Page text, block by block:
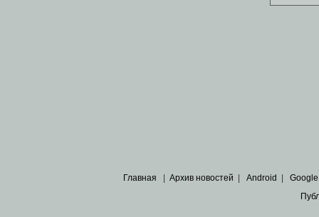
Главная | Архив новостей | Android | Google